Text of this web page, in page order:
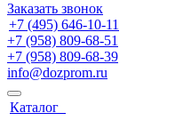
Заказать звонок
+7 (495) 646-10-11
+7 (958) 809-68-51
+7 (958) 809-68-39
info@dozprom.ru
Каталог